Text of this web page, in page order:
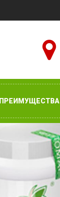
ПРЕИМУЩЕСТВА